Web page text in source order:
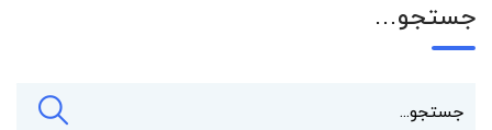
جستجو…